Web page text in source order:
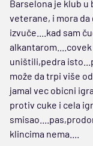
Barselona je klub
veterane, i mora da
izvuče....kad sam
uništili,pedra
može da trpi više
jamal vec obicni
protiv cuke i cela
klincima nema....